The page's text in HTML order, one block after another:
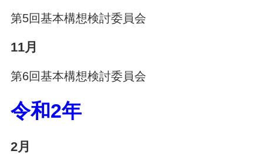
第5回基本構想検討委員会
11月
第6回基本構想検討委員会
令和2年
2月